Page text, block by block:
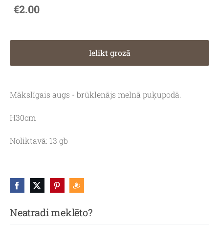
Neatradi meklēto?
€2.00
Ielikt grozā
Mākslīgais augs - brūklenājs melnā puķupodā.
H30cm
Noliktavā: 13 gb